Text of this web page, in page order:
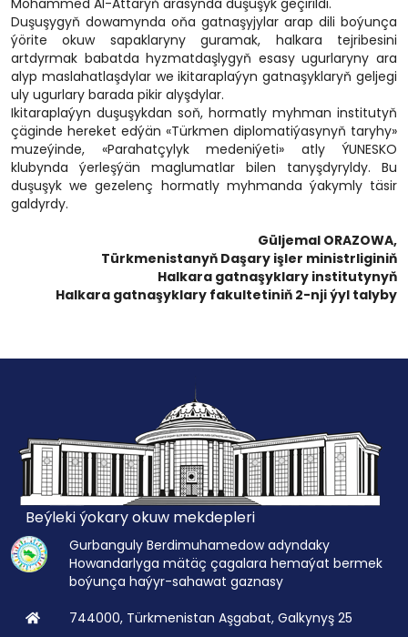
Mohammed Al-Attaryň arasynda duşuşyk geçirildi.
Duşuşygyň dowamynda oňa gatnaşyjylar arap dili boýunça
ýörite okuw sapaklaryny guramak, halkara tejribesini
artdyrmak babatda hyzmatdaşlygyň esasy ugurlaryny ara
alyp maslahatlaşdylar we ikitaraplaýyn gatnaşyklaryň geljegi
uly ugurlary barada pikir alyşdylar.
Ikitaraplaýyn duşuşykdan soň, hormatly myhman institutyň
çäginde hereket edýän «Türkmen diplomatiýasynyň taryhy»
muzeýinde, «Parahatçylyk medeniýeti» atly ÝUNESKO
klubynda ýerleşýän maglumatlar bilen tanyşdyryldy. Bu
duşuşyk we gezelenç hormatly myhmanda ýakymly täsir
galdyrdy.
Güljemal ORAZOWA,
Türkmenistanyň Daşary işler ministrliginiň
Halkara gatnaşyklary institutynyň
Halkara gatnaşyklary fakultetiniň 2-nji ýyl talyby
Beýleki ýokary okuw mekdepleri
Gurbanguly Berdimuhamedow adyndaky
Howandarlyga mätäç çagalara hemaýat bermek
boýunça haýyr-sahawat gaznasy
744000, Türkmenistan Aşgabat, Galkynyş 25